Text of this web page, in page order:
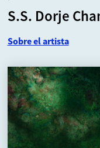
S.S. Dorje
Sobre el artista